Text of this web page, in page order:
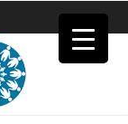
فصد
خون
تهران